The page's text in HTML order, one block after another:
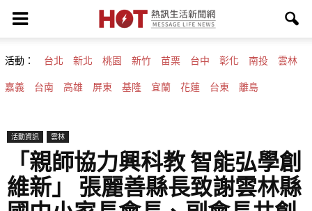
活動： 台北 新北 桃園 新竹 苗栗 台中 彰化 南投 雲林
嘉義 台南 高雄 屏東 基隆 宜蘭 花蓮 台東 離島
活動資訊 雲林
「親師協力興科教 智能弘學創
維新」 張麗善縣長致謝雲林縣